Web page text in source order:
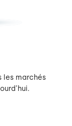
les marchés